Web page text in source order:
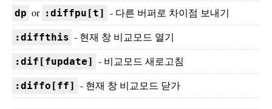
dp or :diffpu[t] - 다른 버퍼로 차이점 보내기
:diffthis - 현재 창 비교모드 열기
:dif[fupdate] - 비교모드 새로고침
:diffo[ff] - 현재 창 비교모드 닫가